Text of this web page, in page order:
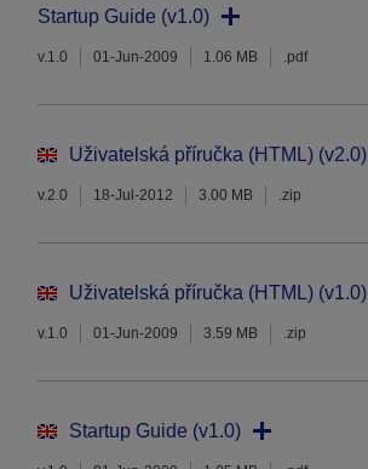
Startup Guide (v1.0)
v.1.0 01-Jun-2009 1.06 MB .pdf
Uživatelská příručka (HTML) (v2.0)
v.2.0 18-Jul-2012 3.00 MB .zip
Uživatelská příručka (HTML) (v1.0)
v.1.0 01-Jun-2009 3.59 MB .zip
Startup Guide (v1.0)